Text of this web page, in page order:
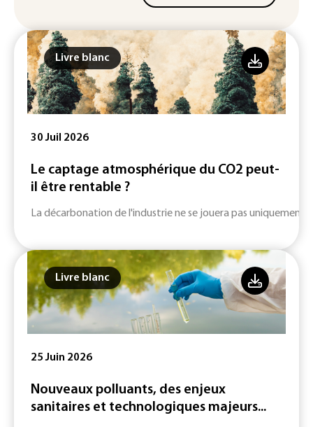
Livre blanc
30 Juil 2026
Le captage atmosphérique du CO2 peut-
il être rentable ?
La décarbonation de l'industrie ne se jouera pas uniquement
Livre blanc
25 Juin 2026
Nouveaux polluants, des enjeux
sanitaires et technologiques majeurs...